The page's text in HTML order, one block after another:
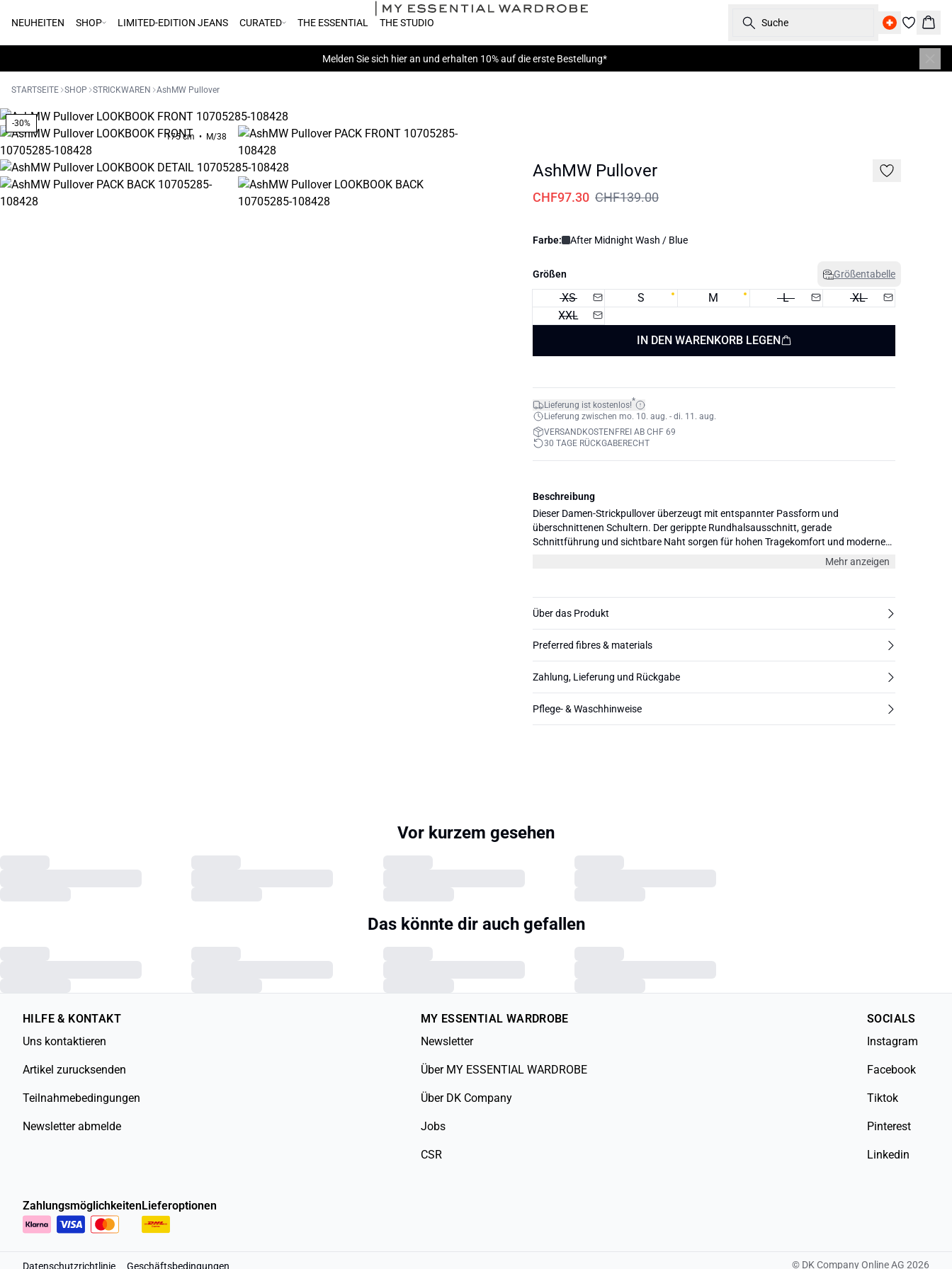
NEUHEITEN SHOP LIMITED-EDITION JEANS CURATED THE ESSENTIAL THE STUDIO Suche
Melden Sie sich hieran und erhalten 10% auf die erste Bestellung*
STARTSEITE SHOP STRICKWAREN AshMW Pullover
175 cm • M/38
-30%
AshMW Pullover
CHF97.30 CHF139.00
Farbe: After Midnight Wash / Blue
Größen Größentabelle
XS S M L
XL
XXL
IN DEN WARENKORB LEGEN
Lieferung ist kostenlos!*
Lieferung zwischen mo. 10. aug. - di. 11. aug.
VERSANDKOSTENFREI AB CHF 69
30 TAGE RÜCKGABERECHT
Beschreibung
Dieser Damen-Strickpullover überzeugt mit entspannter Passform und
überschnittenen Schultern. Der gerippte Rundhalsausschnitt, gerade
Schnittführung und sichtbare Naht sorgen für hohen Tragekomfort und moderne
Mehr anzeigen
Über das Produkt
Preferred fibres & materials
Zahlung, Lieferung und Rückgabe
Pflege- & Waschhinweise
Vor kurzem gesehen
Das könnte dir auch gefallen
HILFE & KONTAKT
Uns kontaktieren
Artikel zurucksenden
Teilnahmebedingungen
Newsletter abmelde
MY ESSENTIAL WARDROBE
Newsletter
Über MY ESSENTIAL WARDROBE
Über DK Company
Jobs
CSR
SOCIALS
Instagram
Facebook
Tiktok
Pinterest
Linkedin
ZahlungsmöglichkeitenLieferoptionen
Datenschutzrichtlinie Geschäftsbedingungen © DK Company Online AG 2026